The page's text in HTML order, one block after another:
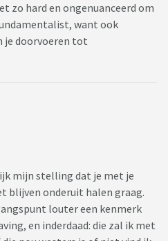
zo hard en ongenuanceerd om
want ook
je doorvoeren tot
mijn stelling dat je met je
blijven onderuit halen graag.
louter een kenmerk
en inderdaad: die zal ik met